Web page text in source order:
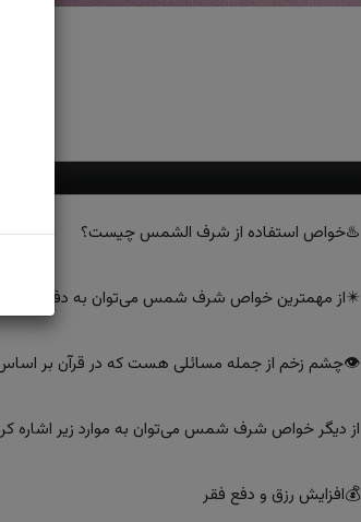
♨️خواص استفاده از شرف الشمس چیست؟
✴️از مهمترین خواص شرف شمس می‌توان به دفع چشم
👁چشم زخم از جمله مسائلی هست که در قرآن بر اساس
از دیگر خواص شرف شمس می‌توان به موارد زیر اشاره
💰افزایش رزق و دفع فقر